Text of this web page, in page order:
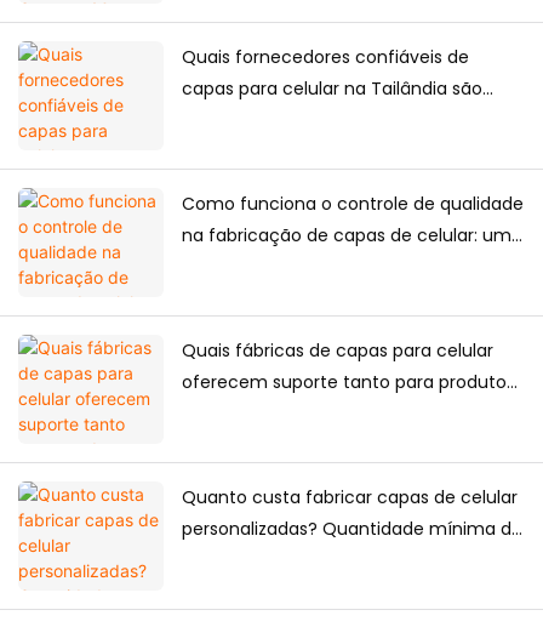
Quais fornecedores confiáveis ​​de
capas para celular na Tailândia são
Como funciona o controle de qualidade
na fabricação de capas de celular: um
Quais fábricas de capas para celular
oferecem suporte tanto para produtos
Quanto custa fabricar capas de celular
personalizadas? Quantidade mínima de